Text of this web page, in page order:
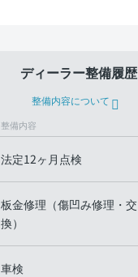
ディーラー整備履歴
整備内容について
整備内容
法定12ヶ月点検
板金修理（傷凹み修理・交
換）
車検